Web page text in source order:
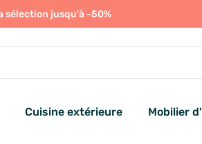
sélection jusqu'à -50%
Cuisine extérieure Mobilier